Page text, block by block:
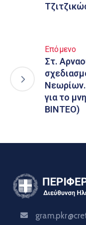
Επόμενο
Στ.
για το
ΒΙΝΤΕΟ)